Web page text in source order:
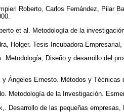
Roberto, Carlos Fernández, Pilar
et al. Metodología de la
Holger. Tesis Incubadora
Metodología, Diseño y desarrollo del
y Ángeles Ernesto. Métodos y
Metodología de la Investigación.
Desarrollo de las pequeñas